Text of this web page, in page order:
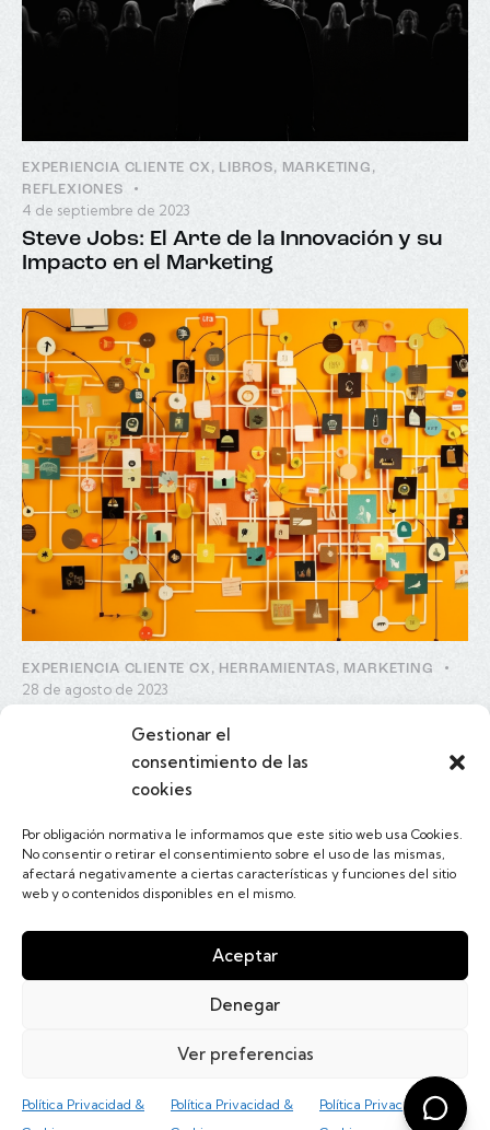
Gestionar el
consentimiento de las
cookies
Por obligación normativa le informamos que este sitio web usa Cookies.
No consentir o retirar el consentimiento sobre el uso de las mismas,
afectará negativamente a ciertas características y funciones del sitio
web y o contenidos disponibles en el mismo.
Aceptar
Denegar
Ver preferencias
Política Privacidad &
Política Privacidad &
Política Privacidad &
EXPERIENCIA CLIENTE CX , LIBROS, MARKETING ,
REFLEXIONES
4 de septiembre de 2023
Steve Jobs: El Arte de la Innovación y su
Impacto en el Marketing
EXPERIENCIA CLIENTE CX , HERRAMIENTAS, MARKETING
28 de agosto de 2023
… 10
Linkedin Twitter Facebook Instagram Youtube
Contacta conmigoEscríbeme a -
info@salvadorvilalta.com
© 2026. Todos los derechos reservados